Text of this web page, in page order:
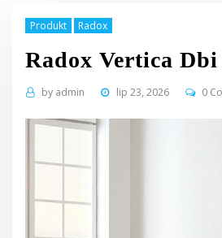
Produkt Radox
Radox Vertica Dbi
by admin lip 23, 2026 0